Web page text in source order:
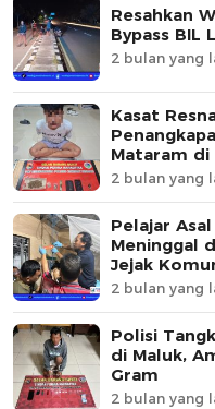
Resahkan
Bypass BIL
2 bulan yang
Kasat
Mataram di
2 bulan yang
Pelajar
Meninggal
Jejak
2 bulan yang
Polisi
di Maluk,
Gram
2 bulan yang